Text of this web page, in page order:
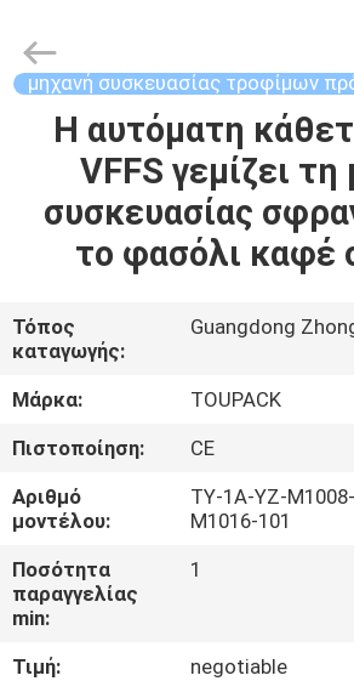
ΣΠΊΤΙ
ΠΡΟΪΌΝΤΑ
ΣΧΕΤΙΚΆ
ΜΕ
ΕΜΆΣ
ΞΕΝΆΓΗΣΗ
ΣΤΟ
ΕΡΓΟΣΤΆΣΙΟ
ΠΟΙΟΤΙΚΌΣ
ΈΛΕΓΧΟΣ
EQUIPMENT
LTD.
All
μηχανή συσκευασίας τροφίμων
Η αυτόματη
VFFS γεμίζει
συσκευασίας
το φασόλι καφέ
Τόπος
καταγωγής:
Guangdong
Μάρκα:
TOUPACK
Πιστοποίηση:
CE
Αριθμό
μοντέλου:
TY-1A-YZ-
M1016-101
Ποσότητα
παραγγελίας
min:
1
Τιμή:
negotiable